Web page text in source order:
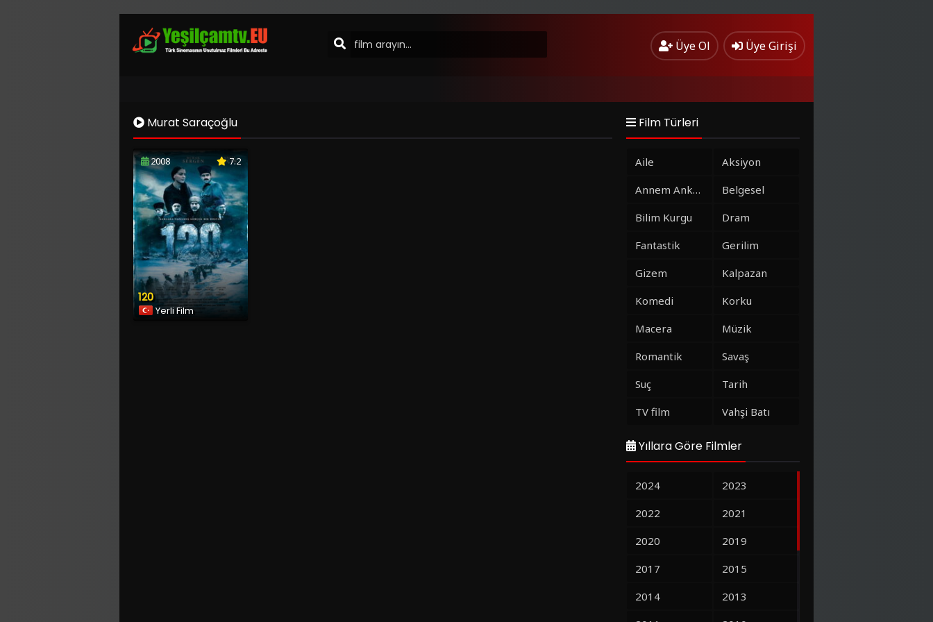
Üye Ol Üye Girişi
Murat Saraçoğlu
2008 7.2
120
Yerli Film
Film Türleri
Aile
Aksiyon
Annem Ankara
Belgesel
Bilim Kurgu
Dram
Fantastik
Gerilim
Gizem
Kalpazan
Komedi
Korku
Macera
Müzik
Romantik
Savaş
Suç
Tarih
TV film
Vahşi Batı
Yıllara Göre Filmler
2024
2023
2022
2021
2020
2019
2017
2015
2014
2013